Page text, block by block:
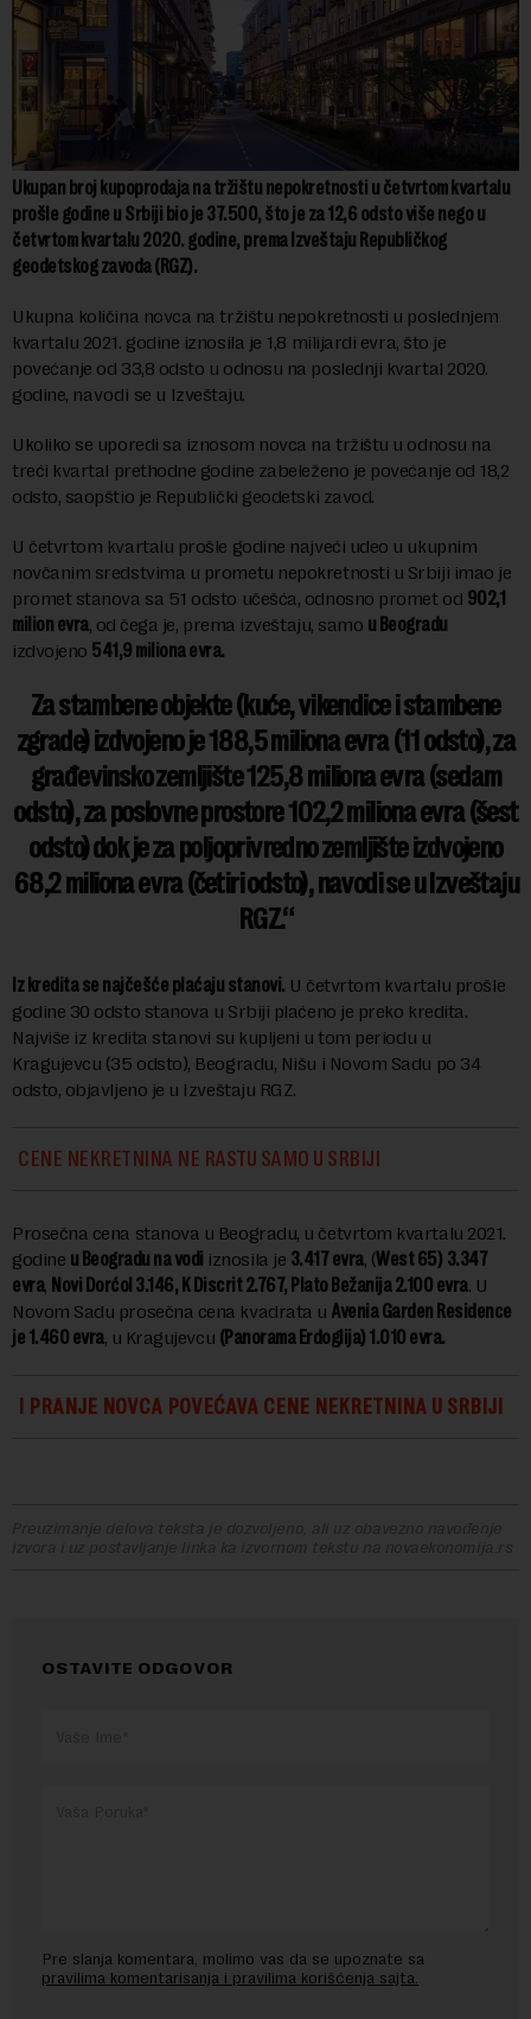
Ukupan broj kupoprodaja na tržištu nepokretnosti u četvrtom kvartalu
prošle godine u Srbiji bio je 37.500, što je za 12,6 odsto više nego u
četvrtom kvartalu 2020. godine, prema Izveštaju Republičkog
geodetskog zavoda (RGZ).
Ukupna količina novca na tržištu nepokretnosti u poslednjem
kvartalu 2021. godine iznosila je 1,8 milijardi evra, što je
povećanje od 33,8 odsto u odnosu na poslednji kvartal 2020.
godine, navodi se u Izveštaju.
Ukoliko se uporedi sa iznosom novca na tržištu u odnosu na
treći kvartal prethodne godine zabeleženo je povećanje od 18,2
odsto, saopštio je Republički geodetski zavod.
U četvrtom kvartalu prošle godine najveći udeo u ukupnim
novčanim sredstvima u prometu nepokretnosti u Srbiji imao je
promet stanova sa 51 odsto učešća, odnosno promet od 902,1
milion evra, od čega je, prema izveštaju, samo u Beogradu
izdvojeno 541,9 miliona evra.
Za stambene objekte (kuće, vikendice i stambene
zgrade) izdvojeno je 188,5 miliona evra (11 odsto), za
građevinsko zemljište 125,8 miliona evra (sedam
odsto), za poslovne prostore 102,2 miliona evra (šest
odsto) dok je za poljoprivredno zemljište izdvojeno
68,2 miliona evra (četiri odsto), navodi se u Izveštaju
RGZ.
Iz kredita se najčešće plaćaju stanovi. U četvrtom kvartalu prošle
godine 30 odsto stanova u Srbiji plaćeno je preko kredita.
Najviše iz kredita stanovi su kupljeni u tom periodu u
Kragujevcu (35 odsto), Beogradu, Nišu i Novom Sadu po 34
odsto, objavljeno je u Izveštaju RGZ.
CENE NEKRETNINA NE RASTU SAMO U SRBIJI
Prosečna cena stanova u Beogradu, u četvrtom kvartalu 2021.
godine u Beogradu na vodi iznosila je 3.417 evra, (West 65) 3.347
evra, Novi Dorćol 3.146, K Discrit 2.767, Plato Bežanija 2.100 evra. U
Novom Sadu prosečna cena kvadrata u Avenia Garden Residence
je 1.460 evra, u Kragujevcu (Panorama Erdoglija) 1.010 evra.
I PRANJE NOVCA POVEĆAVA CENE NEKRETNINA U SRBIJI
Preuzimanje delova teksta je dozvoljeno, ali uz obavezno navođenje
izvora i uz postavljanje linka ka izvornom tekstu na novaekonomija.rs
OSTAVITE ODGOVOR
Pre slanja komentara, molimo vas da se upoznate sa
pravilima komentarisanja i pravilima korišćenja sajta.